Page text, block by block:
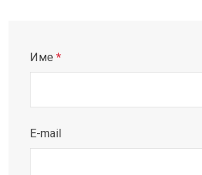
Име *
E-mail